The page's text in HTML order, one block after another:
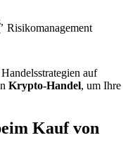
Risikomanagement
auf
Krypto-Handel, um Ihre
Kauf von